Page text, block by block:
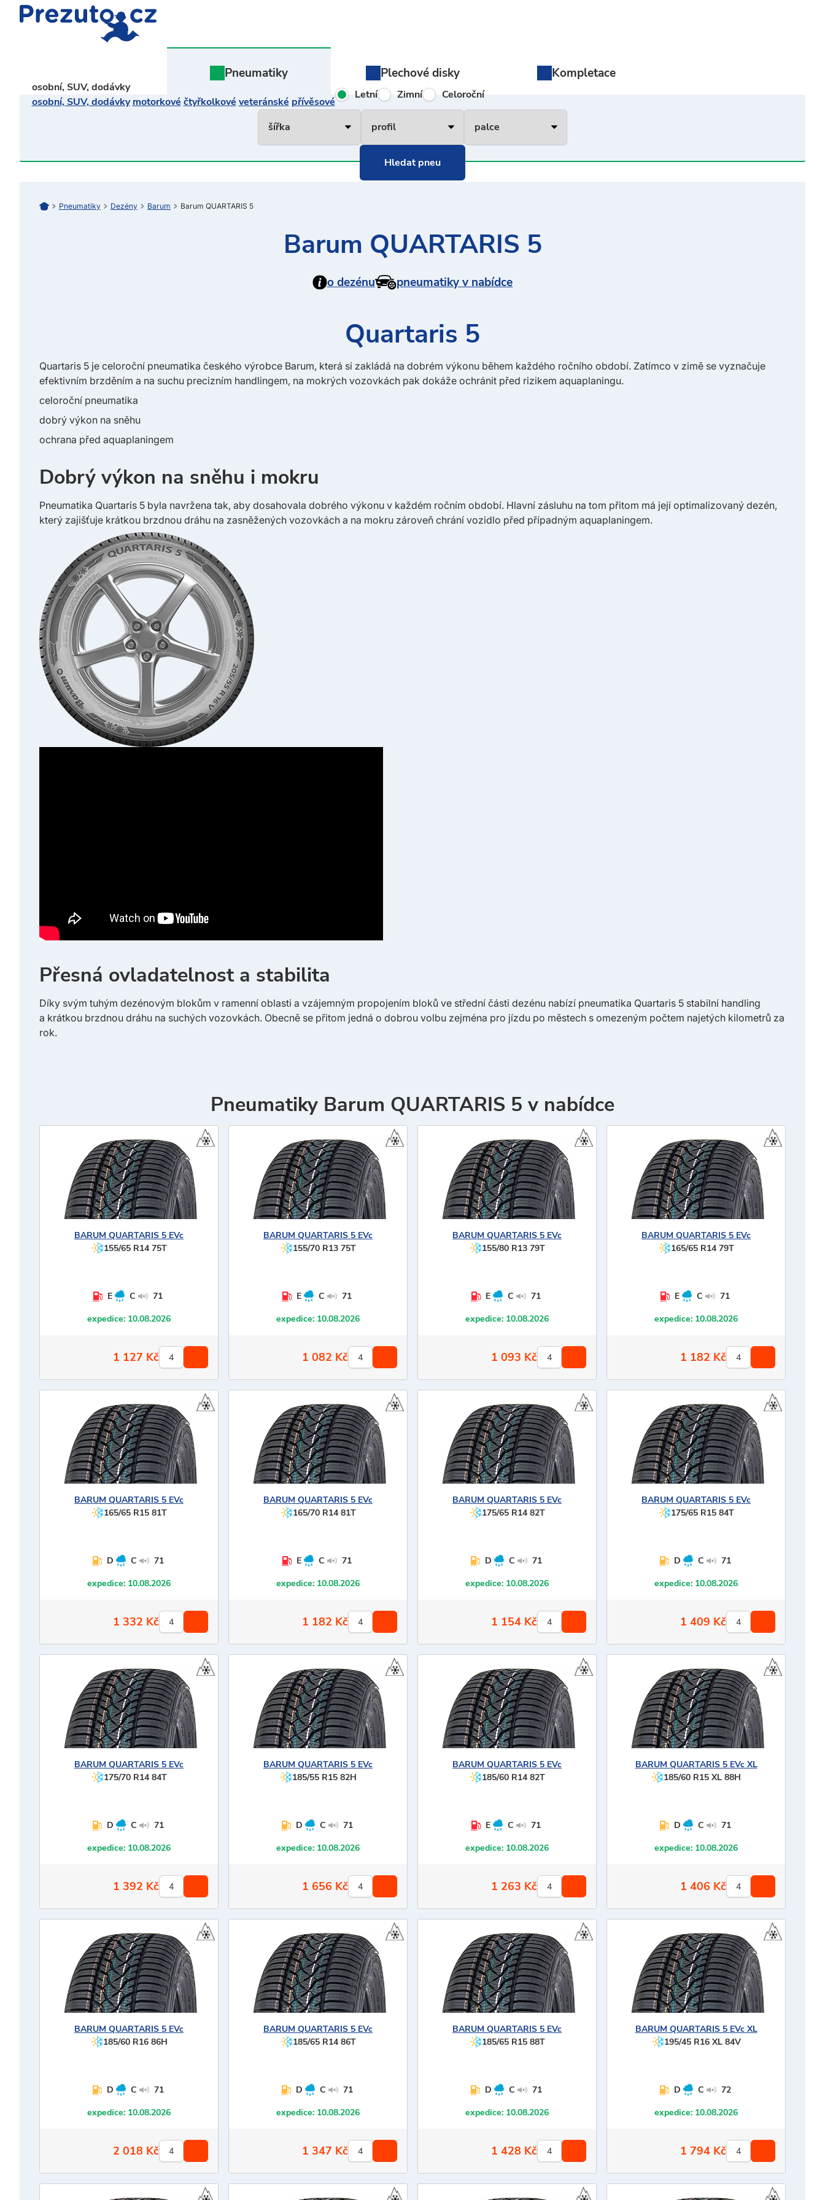
Pneumatiky Plechovédisky Kompletace
osobní, SUV, dodávky
osobní, SUV, dodávky motorkové čtyřkolkové veteránské přívěsové
Letní Zimní Celoroční
pneumatiky dezény Barum Barum QUARTARIS 5
Barum QUARTARIS 5
o dezénu pneumatiky v nabídce
Quartaris 5
Quartaris 5 je celoroční pneumatika českého výrobce Barum, která si zakládá na dobrém výkonu během každého ročního období. Zatímco v zimě se vyznačuje
efektivním brzděním a na suchu precizním handlingem, na mokrých vozovkách pak dokáže ochránit před rizikem aquaplaningu.
celoroční pneumatika
dobrý výkon na sněhu
ochrana před aquaplaningem
Dobrý výkon na sněhu i mokru
Pneumatika Quartaris 5 byla navržena tak, aby dosahovala dobrého výkonu v každém ročním období. Hlavní zásluhu na tom přitom má její optimalizovaný dezén,
který zajišťuje krátkou brzdnou dráhu na zasněžených vozovkách a na mokru zároveň chrání vozidlo před případným aquaplaningem.
Přesná ovladatelnost a stabilita
Díky svým tuhým dezénovým blokům v ramenní oblasti a vzájemným propojením bloků ve střední části dezénu nabízí pneumatika Quartaris 5 stabilní handling
a krátkou brzdnou dráhu na suchých vozovkách. Obecně se přitom jedná o dobrou volbu zejména pro jízdu po městech s omezeným počtem najetých kilometrů za
rok.
Pneumatiky Barum QUARTARIS 5 v nabídce
BARUM QUARTARIS 5 EVc
155/65 R14 75T
E C
71
expedice: 10.08.2026
1 127 Kč
BARUM QUARTARIS 5 EVc
155/70 R13 75T
E C
71
expedice: 10.08.2026
1 082 Kč
BARUM QUARTARIS 5 EVc
155/80 R13 79T
E C
71
expedice: 10.08.2026
1 093 Kč
BARUM QUARTARIS 5 EVc
165/65 R14 79T
E C
71
expedice: 10.08.2026
1 182 Kč
BARUM QUARTARIS 5 EVc
165/65 R15 81T
D C
71
expedice: 10.08.2026
1 332 Kč
BARUM QUARTARIS 5 EVc
165/70 R14 81T
E C
71
expedice: 10.08.2026
1 182 Kč
BARUM QUARTARIS 5 EVc
175/65 R14 82T
D C
71
expedice: 10.08.2026
1 154 Kč
BARUM QUARTARIS 5 EVc
175/65 R15 84T
D C
71
expedice: 10.08.2026
1 409 Kč
BARUM QUARTARIS 5 EVc
175/70 R14 84T
D C
71
expedice: 10.08.2026
1 392 Kč
BARUM QUARTARIS 5 EVc
185/55 R15 82H
D C
71
expedice: 10.08.2026
1 656 Kč
BARUM QUARTARIS 5 EVc
185/60 R14 82T
E C
71
expedice: 10.08.2026
1 263 Kč
BARUM QUARTARIS 5 EVc XL
185/60 R15 XL 88H
D C
71
expedice: 10.08.2026
1 406 Kč
BARUM QUARTARIS 5 EVc
185/60 R16 86H
D C
71
expedice: 10.08.2026
2 018 Kč
BARUM QUARTARIS 5 EVc
185/65 R14 86T
D C
71
expedice: 10.08.2026
1 347 Kč
BARUM QUARTARIS 5 EVc
185/65 R15 88T
D C
71
expedice: 10.08.2026
1 428 Kč
BARUM QUARTARIS 5 EVc XL
195/45 R16 XL 84V
D C
72
expedice: 10.08.2026
1 794 Kč